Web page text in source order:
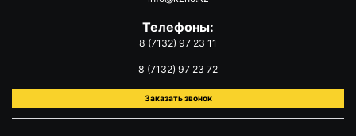
Телефоны:
8 (7132) 97 23 11
8 (7132) 97 23 72
Заказать звонок